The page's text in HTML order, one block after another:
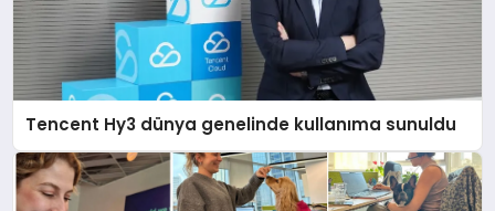
Tencent Hy3 dünya genelinde kullanıma sunuldu